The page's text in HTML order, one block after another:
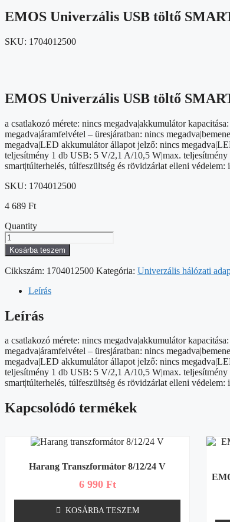
EMOS Univerzális USB töltő
SKU: 1704012500
EMOS Univerzális USB töltő
a csatlakozó mérete: nincs megadva|akkumulátor
megadva|áramfelvétel – üresjáratban: nincs
megadva|LED akkumulátor állapot jelző: nincs
teljesítmény 1 db USB: 5 V/2,1 A/10,5 W|max. teljesítmény
smart|túlterhelés, túlfeszültség és rövidzárlat elleni
SKU: 1704012500
4 689 Ft
Quantity
EMOS
Univerzális
USB
töltő
3.1A
mennyiség
Kosárba teszem
Cikkszám: 1704012500 Kategória: Univerzális hálózati
Leírás
Leírás
a csatlakozó mérete: nincs megadva|akkumulátor
megadva|áramfelvétel – üresjáratban: nincs
megadva|LED akkumulátor állapot jelző: nincs
teljesítmény 1 db USB: 5 V/2,1 A/10,5 W|max. teljesítmény
smart|túlterhelés, túlfeszültség és rövidzárlat elleni
Kapcsolódó termékek
Harang Transzformátor 8/12/24 V
6 990 Ft
KOSÁRBA TESZEM